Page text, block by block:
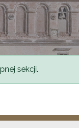
sekcji.